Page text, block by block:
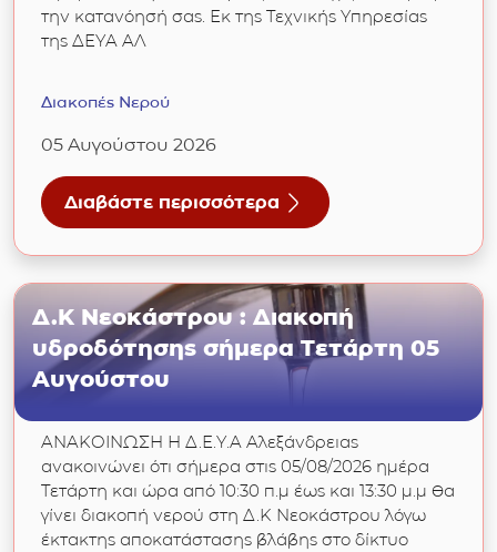
την κατανόησή σας. Εκ της Τεχνικής Υπηρεσίας
της ΔΕΥΑ ΑΛ
Διακοπές Νερού
05 Αυγούστου 2026
Διαβάστε περισσότερα
για Δ.Κ Αλεξάνδρειας περιοχή Παλαιών
Δ.Κ Νεοκάστρου : Διακοπή
υδροδότησης σήμερα Τετάρτη 05
Αυγούστου
ΑΝΑΚΟΙΝΩΣΗ Η Δ.Ε.Υ.Α Αλεξάνδρειας
ανακοινώνει ότι σήμερα στις 05/08/2026 ημέρα
Τετάρτη και ώρα από 10:30 π.μ έως και 13:30 μ.μ θα
γίνει διακοπή νερού στη Δ.Κ Νεοκάστρου λόγω
έκτακτης αποκατάστασης βλάβης στο δίκτυο